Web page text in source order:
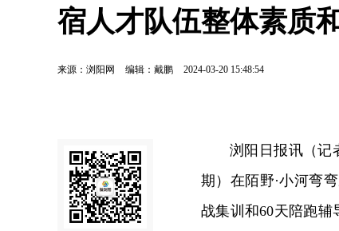
宿人才队伍整体素质
来源：浏阳网 编辑：戴鹏 2024-03-20 15:48:54
浏阳日报讯（记
期）在陌野·小河弯
战集训和60天陪跑